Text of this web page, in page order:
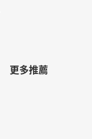
更多推薦